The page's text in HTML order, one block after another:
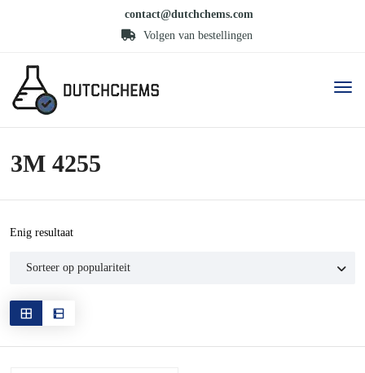
contact@dutchchems.com
Volgen van bestellingen
3M 4255
Enig resultaat